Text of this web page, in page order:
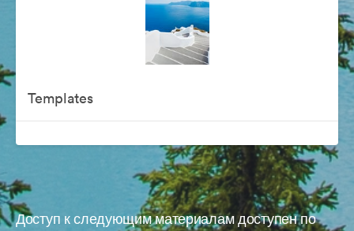
Templates
Доступ к следующим материалам доступен по